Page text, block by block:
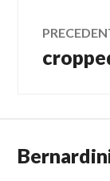
Articolo
precedente: